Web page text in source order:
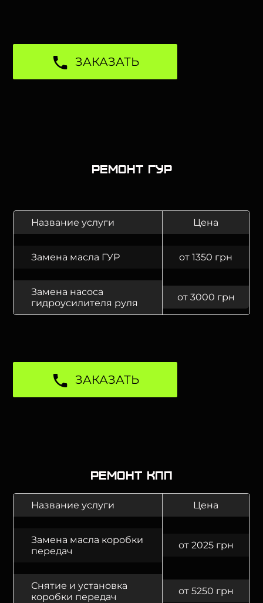
ЗАКАЗАТЬ
Ремонт ГУР
Название услуги Цена
Замена масла ГУР от 1350 грн
Замена насоса
гидроусилителя руля
от 3000 грн
ЗАКАЗАТЬ
Ремонт КПП
Название услуги Цена
Замена масла коробки
передач
от 2025 грн
Снятие и установка
коробки передач
от 5250 грн